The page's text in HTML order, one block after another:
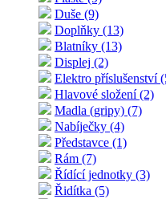
Duše (9)
Doplňky (13)
Blatníky (13)
Displej (2)
Elektro příslušenství
Hlavové složení (2)
Madla (gripy) (7)
Nabíječky (4)
Představce (1)
Rám (7)
Řídící jednotky (3)
Řidítka (5)